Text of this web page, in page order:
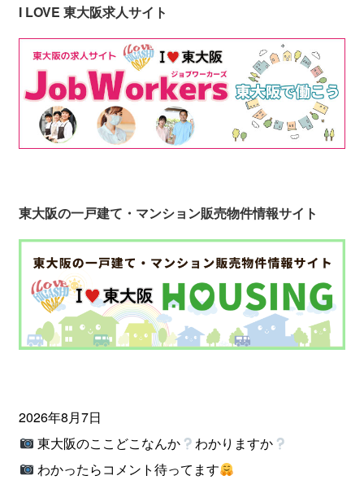
I LOVE 東大阪求人サイト
東大阪の一戸建て・マンション販売物件情報サイト
2026年8月7日
東大阪のここどこなんか
わかりますか
わかったらコメント待ってます